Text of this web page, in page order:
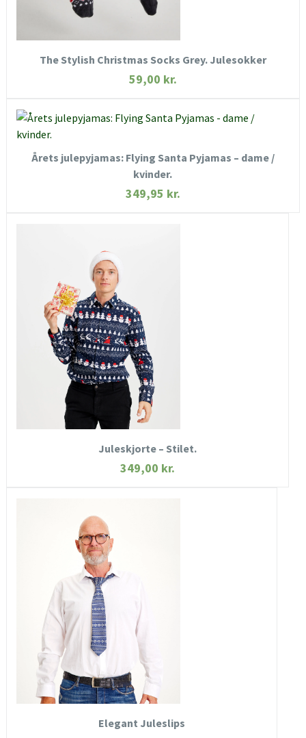
The Stylish Christmas Socks Grey. Julesokker
59,00 kr.
HURTIGT KIG
SE MERE
KØB NU
Årets julepyjamas: Flying Santa Pyjamas – dame /
kvinder.
349,95 kr.
HURTIGT KIG
SE MERE
KØB NU
Juleskjorte – Stilet.
349,00 kr.
HURTIGT KIG
KØB NU
Elegant Juleslips